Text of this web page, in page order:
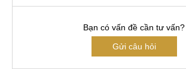
Bạn có vấn đề cần tư vấn?
Gửi câu hỏi